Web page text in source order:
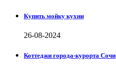
Купить мойку кухни
26-08-2024
Коттеджи города-курорта Сочи